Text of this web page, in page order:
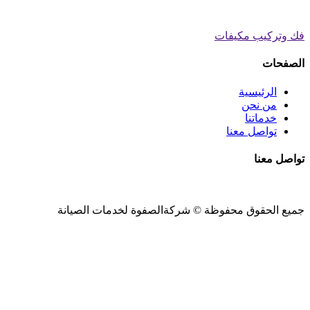
فك وتركيب مكيفات
الصفحات
الرئيسية
من نحن
خدماتنا
تواصل معنا
تواصل معنا
جميع الحقوق محفوظة © شركةالصفوة لخدمات الصيانة